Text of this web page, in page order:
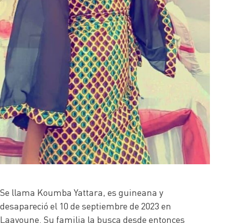
Se llama Koumba Yattara, es guineana y
desapareció el 10 de septiembre de 2023 en
Laayoune. Su familia la busca desde entonces